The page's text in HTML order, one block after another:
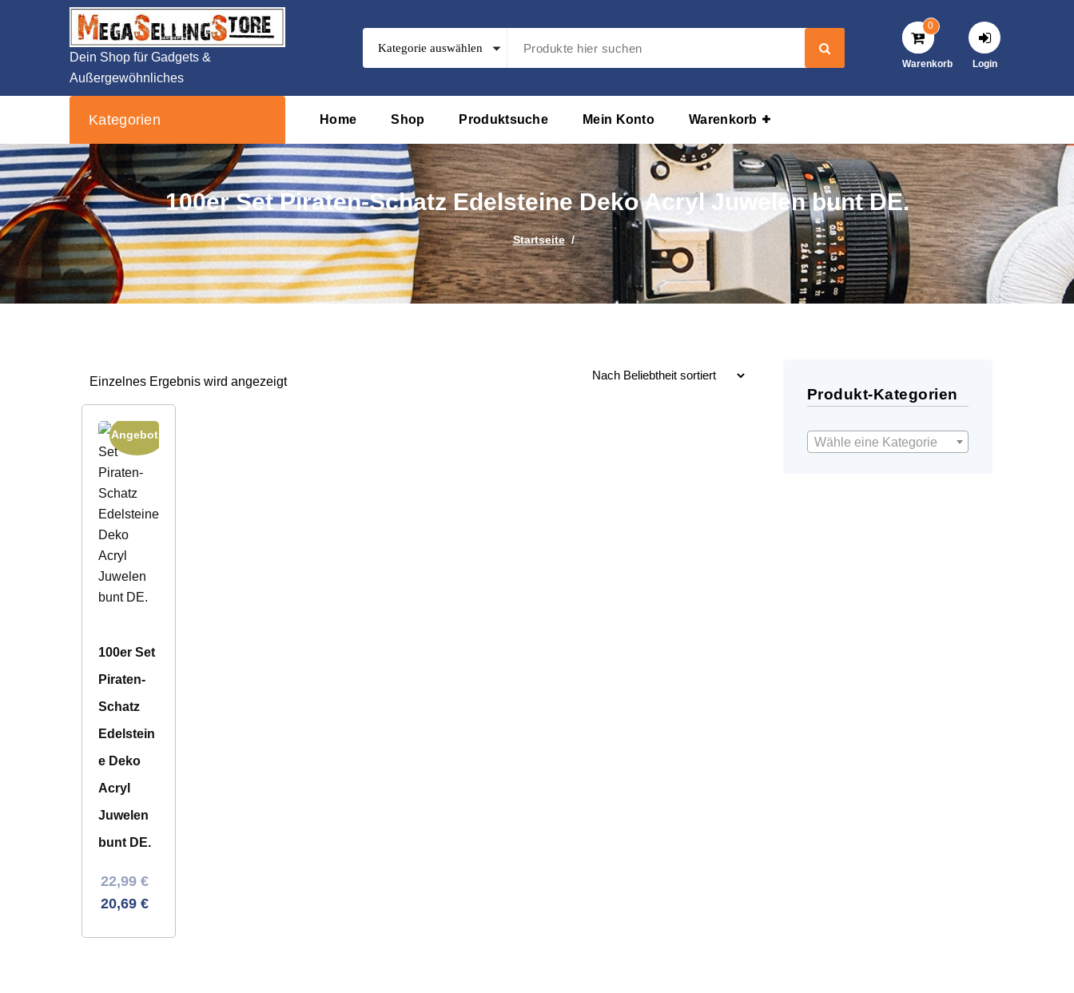
Dein Shop für Gadgets &
Außergewöhnliches
0
Warenkorb Login
Kategorien Home Shop Produktsuche Mein Konto Warenkorb
100er Set Piraten-Schatz Edelsteine Deko Acryl Juwelen bunt DE.
Startseite/
Einzelnes Ergebnis wird angezeigt
Angebot!
100er Set
Piraten-
Schatz
Edelstein
e Deko
Acryl
Juwelen
bunt DE.
Ursprünglicher
Preis
36,26 €
22,99 €
22,99 €.
20,69 €
Produkt-Kategorien
Wähle eine Kategorie